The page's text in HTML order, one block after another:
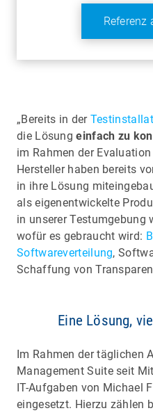
Referenz
„Bereits in der
die Lösungeinfach zu
im Rahmen der
Hersteller haben bereits
in ihre Lösung
als eigenentwickelte
in unserer Testumgebung
wofür es gebraucht wird:
Softwareverteilung,
Schaffung von
Eine Lösung,
Im Rahmen der täglichen
Management Suite seit
IT-Aufgaben von Michael
eingesetzt. Hierzu zählen